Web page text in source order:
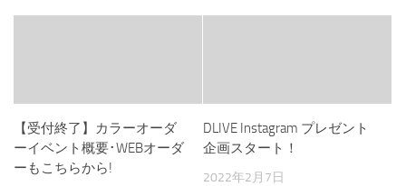
【受付終了】カラーオーダ
ーイベント概要･WEBオーダ
ーもこちらから!
DLIVE Instagram プレゼント
企画スタート！
2022年2月7日